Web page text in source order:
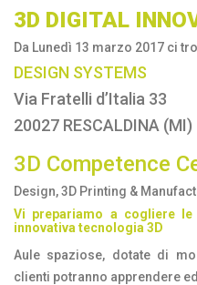
3D DIGITAL
Da Lunedì 13 marzo 2017 ci
DESIGN SYSTEMS
Via Fratelli d’Italia 33
20027 RESCALDINA (MI)
3D Competence
Design, 3D Printing &
Vi prepariamo a cogliere
innovativa tecnologia 3D
Aule spaziose, dotate di
clienti potranno apprendere